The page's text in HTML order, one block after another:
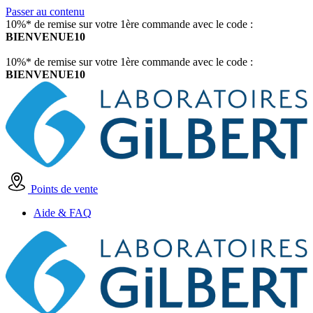
Passer au contenu
10%* de remise sur votre 1ère commande avec le code :
BIENVENUE10
10%* de remise sur votre 1ère commande avec le code :
BIENVENUE10
Points de vente
Aide & FAQ